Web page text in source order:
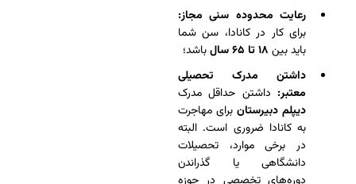
رعایت محدوده سنی مجاز:
برای کار در کانادا، سن شما
باید بین ۱۸ تا ۶۵ سال
باشد؛
داشتن مدرک تحصیلی
معتبر: داشتن حداقل مدرک
دیپلم دبیرستان برای مهاجرت
به کانادا ضروری است. البته
در برخی موارد، تحصیلات
دانشگاهی یا گذراندن